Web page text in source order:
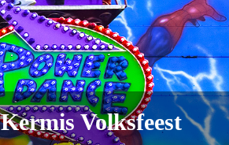
Kermis Volksfeest